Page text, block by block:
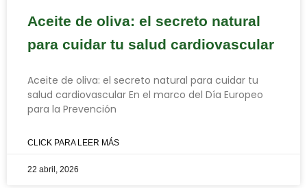
Aceite de oliva: el secreto natural
para cuidar tu salud cardiovascular
Aceite de oliva: el secreto natural para cuidar tu
salud cardiovascular En el marco del Día Europeo
para la Prevención
CLICK PARA LEER MÁS
22 abril, 2026